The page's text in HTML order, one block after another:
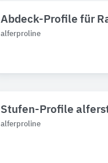
Abdeck-Profile für
alferproline
Stufen-Profile
alferproline